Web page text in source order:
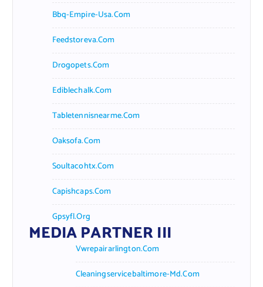
Bbq-Empire-Usa.com
Feedstoreva.com
Drogopets.com
Ediblechalk.com
Tabletennisnearme.com
Oaksofa.com
Soultacohtx.com
Capishcaps.com
Gpsyfl.org
MEDIA PARTNER III
Vwrepairarlington.com
Cleaningservicebaltimore-Md.com